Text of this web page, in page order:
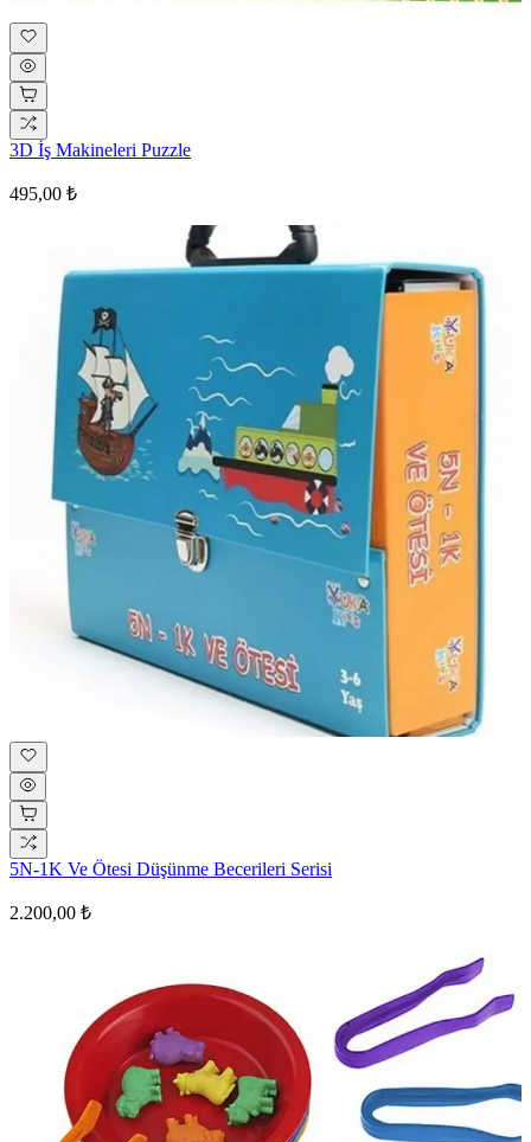
3D İş Makineleri Puzzle
495,00 ₺
5N-1K Ve Ötesi Düşünme Becerileri Serisi
2.200,00 ₺